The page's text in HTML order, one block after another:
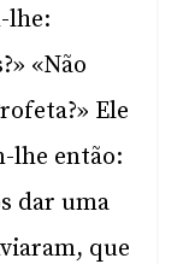
lhe:
«Não
Ele
lhe então:
dar uma
que